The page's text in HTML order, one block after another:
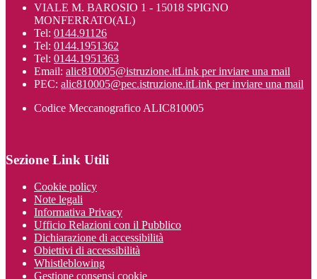
VIALE M. BAROSIO 1 - 15018 SPIGNO
MONFERRATO(AL)
Tel: 0144.91126
Tel: 0144.1951362
Tel: 0144.1951363
Email: alic810005@istruzione.itLink per inviare una mail
PEC: alic810005@pec.istruzione.itLink per inviare una mail
Codice Meccanografico ALIC810005
Sezione Link Utili
Cookie policy
Note legali
Informativa Privacy
Ufficio Relazioni con il Pubblico
Dichiarazione di accessibilità
Obiettivi di accessibilità
Whistleblowing
Gestione consensi cookie